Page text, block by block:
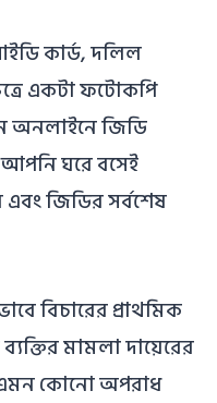
কার্ড, দলিল
একটা ফটোকপি
অনলাইনে জিডি
আপনি ঘরে বসেই
জিডির সর্বশেষ
বিচারের প্রাথমিক
মামলা দায়েরের
এমন কোনো অপরাধ